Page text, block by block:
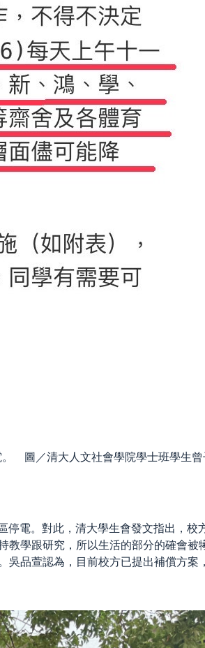
圖／清大人文社會學院學士班學生
電。對此，清大學生會發文指出，校
教學跟研究，所以生活的部分的確會被
品萱認為，目前校方已提出補償方案